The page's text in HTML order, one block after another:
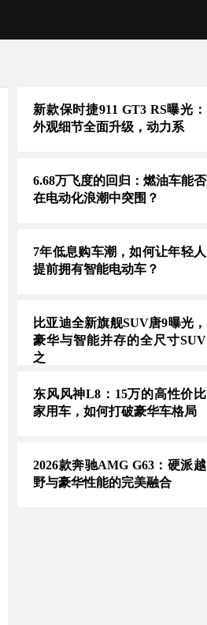
新款保时捷911 GT3 RS曝光：
外观细节全面升级，动力系
6.68万飞度的回归：燃油车能否
在电动化浪潮中突围？
7年低息购车潮，如何让年轻人
提前拥有智能电动车？
比亚迪全新旗舰SUV唐9曝光，
豪华与智能并存的全尺寸SUV
之
东风风神L8：15万的高性价比
家用车，如何打破豪华车格局
2026款奔驰AMG G63：硬派越
野与豪华性能的完美融合